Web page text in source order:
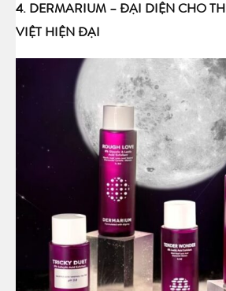
4. DERMARIUM – ĐẠI DIỆN CHO
VIỆT HIỆN ĐẠI